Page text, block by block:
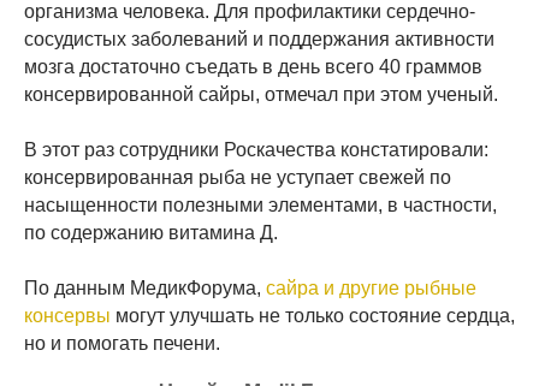
организма человека. Для профилактики сердечно-
сосудистых заболеваний и поддержания активности
мозга достаточно съедать в день всего 40 граммов
консервированной сайры, отмечал при этом ученый.
В этот раз сотрудники Роскачества констатировали:
консервированная рыба не уступает свежей по
насыщенности полезными элементами, в частности,
по содержанию витамина Д.
По данным МедикФорума, сайра и другие рыбные
консервы могут улучшать не только состояние сердца,
но и помогать печени.